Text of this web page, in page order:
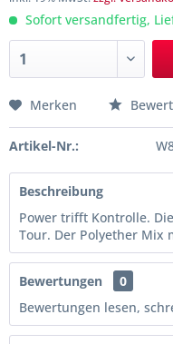
Sofort versandfertig,
Merken
Artikel-Nr.:
Beschreibung
Power trifft Kontrolle.
Tour. Der Polyether Mix
Bewertungen
0
Bewertungen lesen,